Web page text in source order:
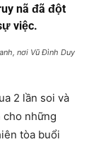
nã đã đột
việc.
nơi Vũ Đình Duy
2 lần soi và
cho những
tòa buổi